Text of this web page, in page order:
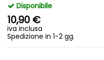
Disponibile
10,90 €
iva inclusa
Spedizione in 1-2 gg.